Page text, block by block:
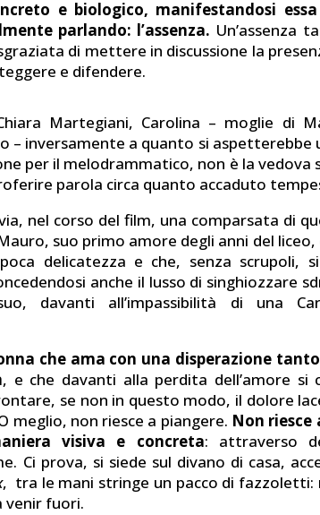
e biologico, manifestandosi
parlando: l’assenza. Un’assenza
di mettere in discussione la
e difendere.
Martegiani, Carolina – moglie di
– inversamente a quanto si aspetterebbe
per il melodrammatico, non è la
parola circa quanto accaduto
nel corso del film, una comparsata di
suo primo amore degli anni del liceo,
delicatezza e che, senza scrupoli,
anche il lusso di singhiozzare
davanti all’impassibilità di una
che ama con una disperazione
, e che davanti alla perdita dell’amore si
se non in questo modo, il dolore
meglio, non riesce a piangere. Non riesce
visiva e concreta: attraverso
Ci prova, si siede sul divano di casa,
, tra le mani stringe un pacco di fazzoletti:
venir fuori.